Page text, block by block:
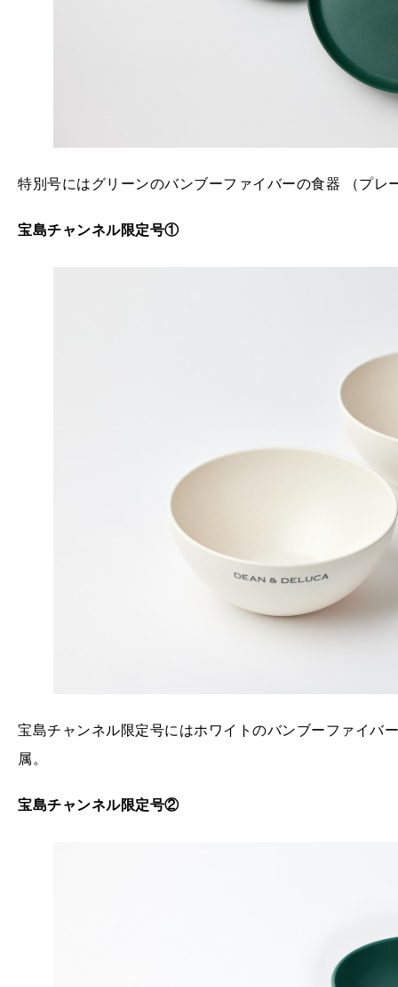
特別号にはグリーンのバンブーファイバーの食器 （プ
宝島チャンネル限定号①
宝島チャンネル限定号にはホワイトのバンブーファイバ
属。
宝島チャンネル限定号②